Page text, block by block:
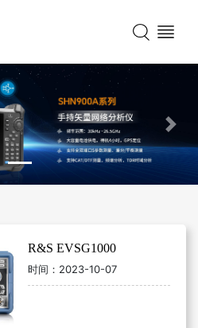
Next
R&S EVSG1000
时间： 2023-10-07